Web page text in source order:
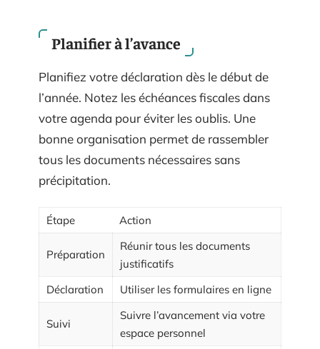
Planifier à l’avance
Planifiez votre déclaration dès le début de
l’année. Notez les échéances fiscales dans
votre agenda pour éviter les oublis. Une
bonne organisation permet de rassembler
tous les documents nécessaires sans
précipitation.
Étape Action
Préparation
Réunir tous les documents
justificatifs
Déclaration
Utiliser les formulaires en ligne
Suivi
Suivre l’avancement via votre
espace personnel